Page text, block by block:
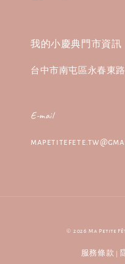
我的小慶典門市資訊
台中市南屯區永春東路
E-mail
© 2026 Ma Petite
服務條款